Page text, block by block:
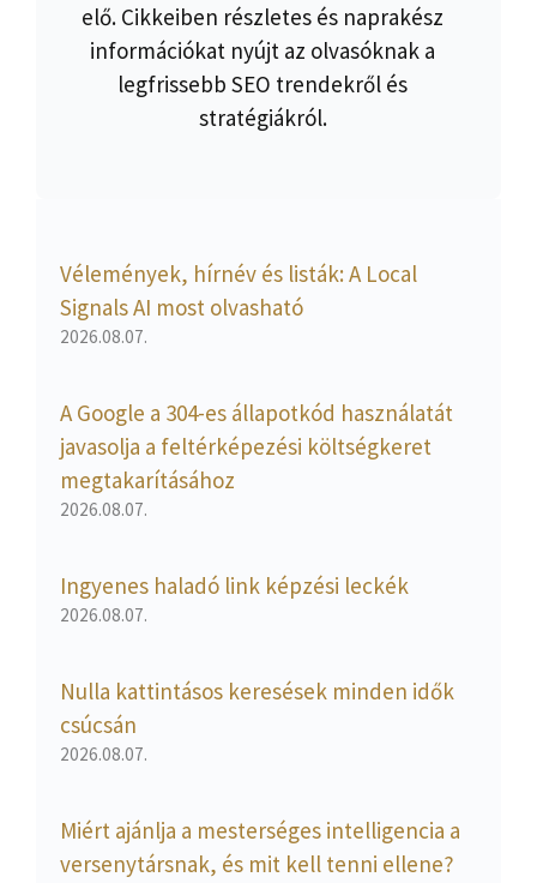
elő. Cikkeiben részletes és naprakész
információkat nyújt az olvasóknak a
legfrissebb SEO trendekről és
stratégiákról.
Vélemények, hírnév és listák: A Local
Signals AI most olvasható
2026.08.07.
A Google a 304-es állapotkód használatát
javasolja a feltérképezési költségkeret
megtakarításához
2026.08.07.
Ingyenes haladó link képzési leckék
2026.08.07.
Nulla kattintásos keresések minden idők
csúcsán
2026.08.07.
Miért ajánlja a mesterséges intelligencia a
versenytársnak, és mit kell tenni ellene?